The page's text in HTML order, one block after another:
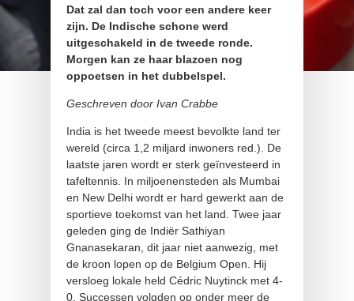
Dat zal dan toch voor een andere keer
zijn. De Indische schone werd
uitgeschakeld in de tweede ronde.
Morgen kan ze haar blazoen nog
oppoetsen in het dubbelspel.
Geschreven door Ivan Crabbe
India is het tweede meest bevolkte land ter
wereld (circa 1,2 miljard inwoners red.). De
laatste jaren wordt er sterk geïnvesteerd in
tafeltennis. In miljoenensteden als Mumbai
en New Delhi wordt er hard gewerkt aan de
sportieve toekomst van het land. Twee jaar
geleden ging de Indiër Sathiyan
Gnanasekaran, dit jaar niet aanwezig, met
de kroon lopen op de Belgium Open. Hij
versloeg lokale held Cédric Nuytinck met 4-
0. Successen volgden op onder meer de